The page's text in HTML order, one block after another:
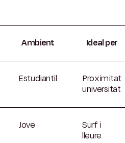
Ambient Ideal per
Estudiantil
Proximitat
universitat
Jove
Surf i
lleure